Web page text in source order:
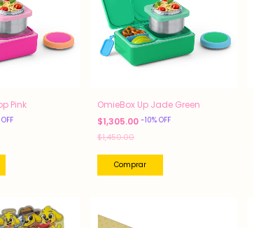
Pink
OFF
OmieBox Up Jade Green
$1,305.00 -10% OFF
$1,450.00